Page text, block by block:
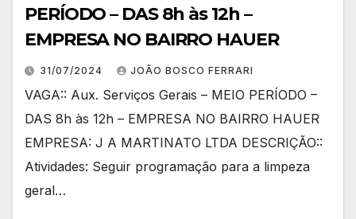
PERÍODO – DAS 8h às 12h –
EMPRESA NO BAIRRO HAUER
31/07/2024 JOÃO BOSCO FERRARI
VAGA:: Aux. Serviços Gerais – MEIO PERÍODO –
DAS 8h às 12h – EMPRESA NO BAIRRO HAUER
EMPRESA: J A MARTINATO LTDA DESCRIÇÃO::
Atividades: Seguir programação para a limpeza
geral…